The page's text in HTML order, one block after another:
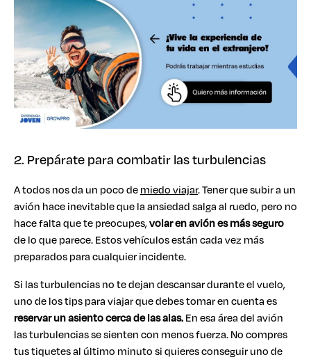
2. Prepárate para combatir las turbulencias
A todos nos da un poco demiedo viajar. Tener que subir a un
avión hace inevitable que la ansiedad salga al ruedo, pero no
hace falta que te preocupes,volar en avión es más seguro
de lo que parece. Estos vehículos están cada vez más
preparados para cualquier incidente.
Si las turbulencias no te dejan descansar durante el vuelo,
uno de los tips para viajar que debes tomar en cuenta es
reservar un asiento cerca de las alas.En esa área del avión
las turbulencias se sienten con menos fuerza. No compres
tus tiquetes al último minuto si quieres conseguir uno de